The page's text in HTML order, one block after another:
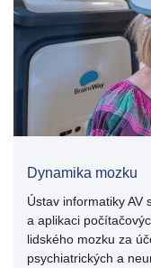
Dynamika mozku
Ústav informatiky AV
a aplikaci
lidského mozku za
psychiatrických a